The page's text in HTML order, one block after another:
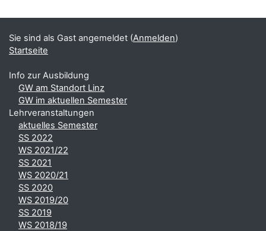
Ergänzungsblöcke
Sie sind als Gast angemeldet (Anmelden)
Startseite
Info zur Ausbildung
GW am Standort Linz
GW im aktuellen Semester
Lehrveranstaltungen
aktuelles Semester
SS 2022
WS 2021/22
SS 2021
WS 2020/21
SS 2020
WS 2019/20
SS 2019
WS 2018/19